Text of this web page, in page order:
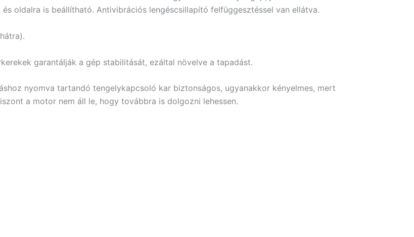
oldalra is beállítható. Antivibrációs lengéscsillapító felfüggesztéssel van ellátva.
garantálják a gép stabilitását, ezáltal növelve a tapadást.
nyomva tartandó tengelykapcsoló kar biztonságos, ugyanakkor kényelmes, mert
a motor nem áll le, hogy továbbra is dolgozni lehessen.